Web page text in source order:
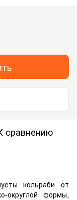
сравнению
кольраби от
округлой формы,